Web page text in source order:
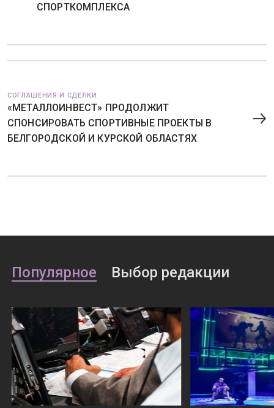
СПОРТКОМПЛЕКСА
СОГЛАШЕНИЯ И СДЕЛКИ
«МЕТАЛЛОИНВЕСТ» ПРОДОЛЖИТ
СПОНСИРОВАТЬ СПОРТИВНЫЕ ПРОЕКТЫ В
БЕЛГОРОДСКОЙ И КУРСКОЙ ОБЛАСТЯХ
Популярное Выбор редакции